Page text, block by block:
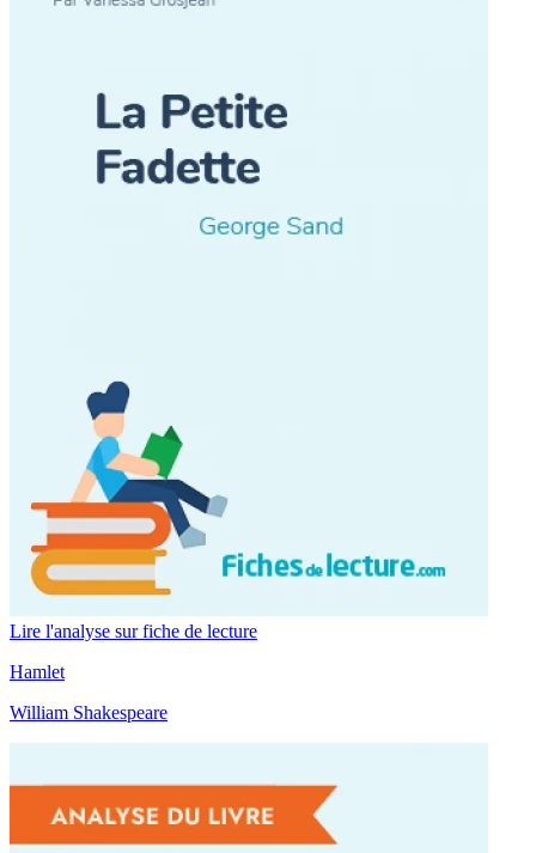
Lire l'analyse sur fiche de lecture
Hamlet
William Shakespeare